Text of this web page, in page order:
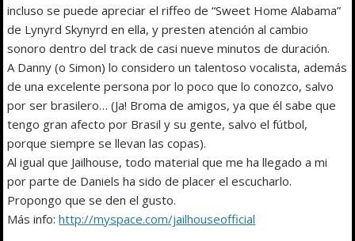
incluso se puede apreciar el riffeo de “Sweet Home Alabama”
de Lynyrd Skynyrd en ella, y presten atención al cambio
sonoro dentro del track de casi nueve minutos de duración.
A Danny (o Simon) lo considero un talentoso vocalista, además
de una excelente persona por lo poco que lo conozco, salvo
por ser brasilero… (Ja! Broma de amigos, ya que él sabe que
tengo gran afecto por Brasil y su gente, salvo el fútbol,
porque siempre se llevan las copas).
Al igual que Jailhouse, todo material que me ha llegado a mi
por parte de Daniels ha sido de placer el escucharlo.
Propongo que se den el gusto.
Más info:http://myspace.com/jailhouseofficial